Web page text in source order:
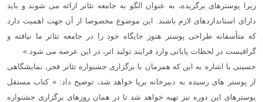
زیرا پوسترهای برگزیده، به عنوان الگو به جامعه تئاتر ارائه می شوند و باید
دارای استانداردهای لازم باشند. این موضوع مخصوصا از آن جهت اهمیت دارد
که متأسفانه طراحی پوستر هنوز جایگاه خود را در جامعه تئاتر ما نیافته و
گرافیست در لحظات پایانی وارد فرایند تولید اثر، در این عرصه می شود.»
حسینی با اشاره به این که همزمان با برگزاری جشنواره تئاتر فجر، نمایشگاهی
از پوستر های رسیده به دبیرخانه برپا خواهد شد، توضیح داد: « کتاب مستقل
پوسترهای این دوره نیز تهیه خواهد شد تا در همان روزهای برگزاری جشنواره